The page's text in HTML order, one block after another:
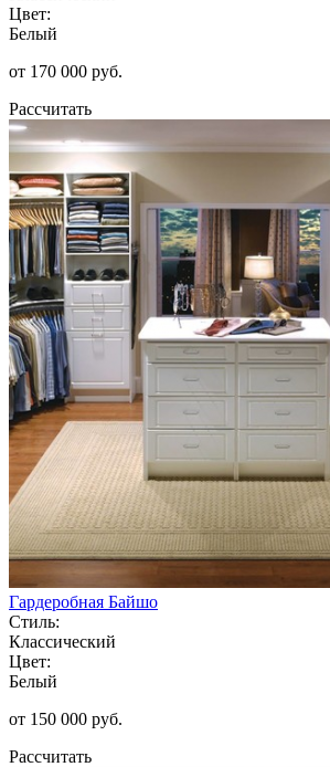
Цвет:
Белый
от 170 000 руб.
Рассчитать
Гардеробная Байшо
Стиль:
Классический
Цвет:
Белый
от 150 000 руб.
Рассчитать